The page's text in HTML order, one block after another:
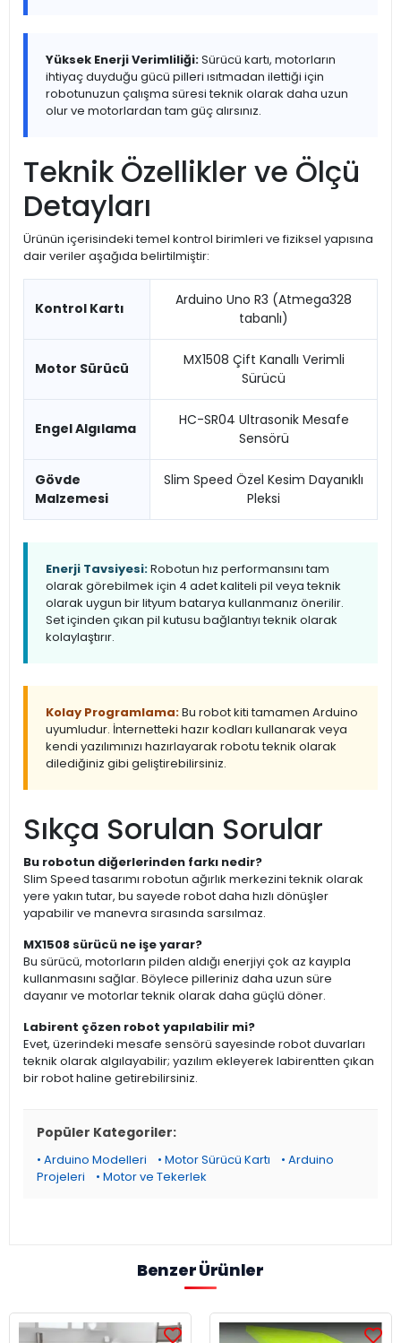
Yüksek Enerji Verimliliği:Sürücü kartı, motorların
ihtiyaç duyduğu gücü pilleri ısıtmadan ilettiği için
robotunuzun çalışma süresi teknik olarak daha uzun
olur ve motorlardan tam güç alırsınız.
Teknik Özellikler ve Ölçü
Detayları
Ürünün içerisindeki temel kontrol birimleri ve fiziksel yapısına
dair veriler aşağıda belirtilmiştir:
Kontrol Kartı
Arduino Uno R3 (Atmega328
tabanlı)
Motor Sürücü
MX1508 Çift Kanallı Verimli
Sürücü
Engel Algılama
HC-SR04 Ultrasonik Mesafe
Sensörü
Gövde
Malzemesi
Slim Speed Özel Kesim Dayanıklı
Pleksi
Enerji Tavsiyesi:Robotun hız performansını tam
olarak görebilmek için 4 adet kaliteli pil veya teknik
olarak uygun bir lityum batarya kullanmanız önerilir.
Set içinden çıkan pil kutusu bağlantıyı teknik olarak
kolaylaştırır.
Kolay Programlama:Bu robot kiti tamamen Arduino
uyumludur. İnternetteki hazır kodları kullanarak veya
kendi yazılımınızı hazırlayarak robotu teknik olarak
dilediğiniz gibi geliştirebilirsiniz.
Sıkça Sorulan Sorular
Bu robotun diğerlerinden farkı nedir?
Slim Speed tasarımı robotun ağırlık merkezini teknik olarak
yere yakın tutar, bu sayede robot daha hızlı dönüşler
yapabilir ve manevra sırasında sarsılmaz.
MX1508 sürücü ne işe yarar?
Bu sürücü, motorların pilden aldığı enerjiyi çok az kayıpla
kullanmasını sağlar. Böylece pilleriniz daha uzun süre
dayanır ve motorlar teknik olarak daha güçlü döner.
Labirent çözen robot yapılabilir mi?
Evet, üzerindeki mesafe sensörü sayesinde robot duvarları
teknik olarak algılayabilir; yazılım ekleyerek labirentten çıkan
bir robot haline getirebilirsiniz.
Popüler Kategoriler:
• Arduino Modelleri • Motor Sürücü Kartı
• Arduino
Projeleri
• Motor ve Tekerlek
Benzer Ürünler